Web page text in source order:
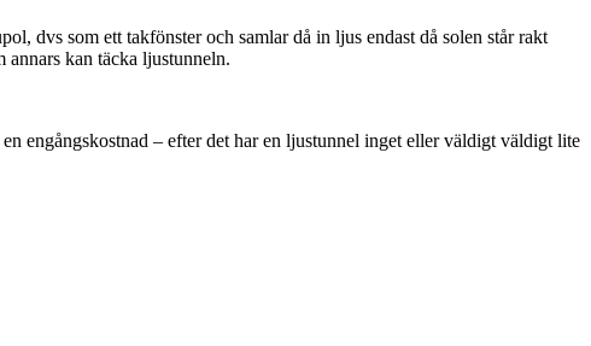
dvs som ett takfönster och samlar då in ljus endast då solen står rakt
kan täcka ljustunneln.
engångskostnad – efter det har en ljustunnel inget eller väldigt väldigt lite